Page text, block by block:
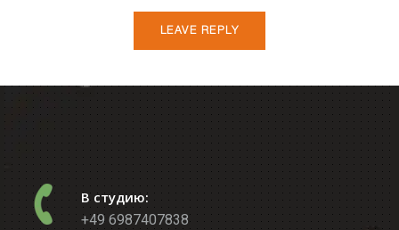
В студию:
+49 6987407838